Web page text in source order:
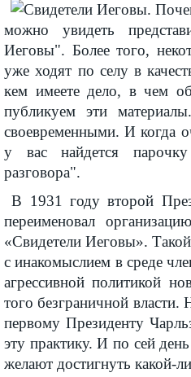
можно увидеть
Иеговы". Более того,
уже ходят по селу в
кем имеете дело, в чем
публикуем эти
своевременными. И когда
у вас найдется
разговора".
В 1931 году второй
переименовал
«Свидетели Иеговы».
с инакомыслием в среде
агрессивной политикой
того безграничной
первому Президенту
эту практику. И по сей
желают достигнуть какой-